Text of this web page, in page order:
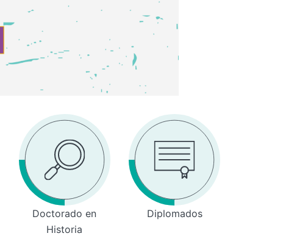
Doctorado en
Historia
Diplomados